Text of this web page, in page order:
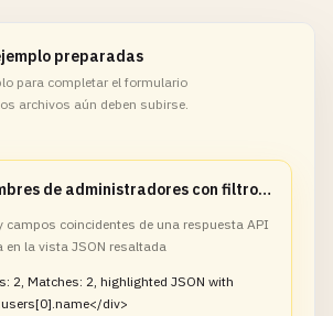
preparadas
para completar el formulario
archivos aún deben subirse.
Extraer nombres de administradores con filtros JSONPath
campos coincidentes de una respuesta API
en la vista JSON resaltada
2, Matches: 2, highlighted JSON with
div>